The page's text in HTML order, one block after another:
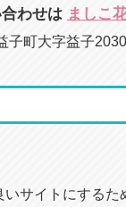
わせは ましこ
子町大字益子2030
サイトにする